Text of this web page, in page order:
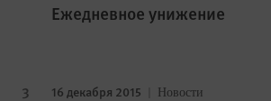
Ежедневное унижение
16 декабря 2015 Новости